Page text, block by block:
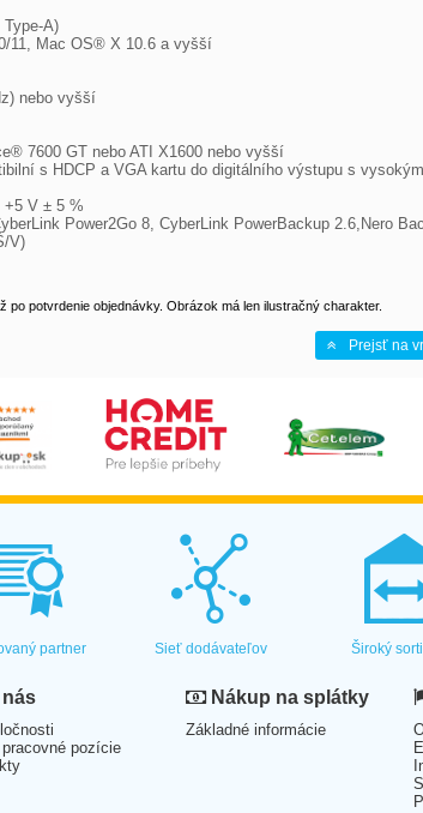
11, Mac OS® X 10.6 a vyšší
nebo vyšší
7600 GT nebo ATI X1600 nebo vyšší
s HDCP a VGA kartu do digitálního výstupu s
potvrdenie objednávky. Obrázok má len ilustračný charakter.
Prejsť na
partner Sieť dodávateľov Široký
nás
pozície
Nákup na splátky
Základné informácie